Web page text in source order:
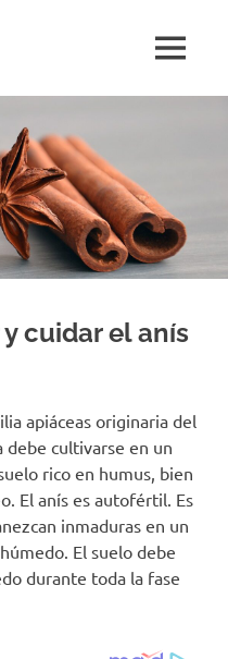
MENÚ
cuidar el anís
apiáceas originaria del
debe cultivarse en un
rico en humus, bien
El anís es autofértil. Es
inmaduras en un
El suelo debe
durante toda la fase